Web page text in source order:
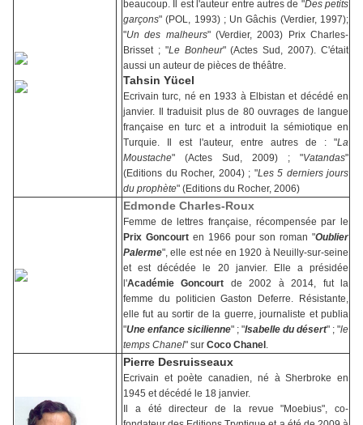
beaucoup. Il est l'auteur entre autres de "Des petits
garçons" (POL, 1993) ; Un Gâchis (Verdier, 1997);
"Un des malheurs" (Verdier, 2003) Prix Charles-
Brisset ; "Le Bonheur" (Actes Sud, 2007). C'était
aussi un auteur de pièces de théâtre.
Tahsin Yücel
Ecrivain turc, né en 1933 à Elbistan et décédé en
janvier. Il traduisit plus de 80 ouvrages de langue
française en turc et a introduit la sémiotique en
Turquie. Il est l'auteur, entre autres de : "La
Moustache" (Actes Sud, 2009) ; "Vatandas"
(Editions du Rocher, 2004) ; "Les 5 derniers jours
du prophète" (Editions du Rocher, 2006)
Edmonde Charles-Roux
Femme de lettres française, récompensée par le
Prix Goncourt en 1966 pour son roman "Oublier
Palerme", elle est née en 1920 à Neuilly-sur-seine
et est décédée le 20 janvier. Elle a présidée
l'Académie Goncourt de 2002 à 2014, fut la
femme du politicien Gaston Deferre. Résistante,
elle fut au sortir de la guerre, journaliste et publia
"Une enfance sicilienne" ; "Isabelle du désert" ; "le
temps Chanel" sur Coco Chanel .
Pierre Desruisseaux
Ecrivain et poète canadien, né à Sherbroke en
1945 et décédé le 18 janvier.
Il a été directeur de la revue "Moebius", co-